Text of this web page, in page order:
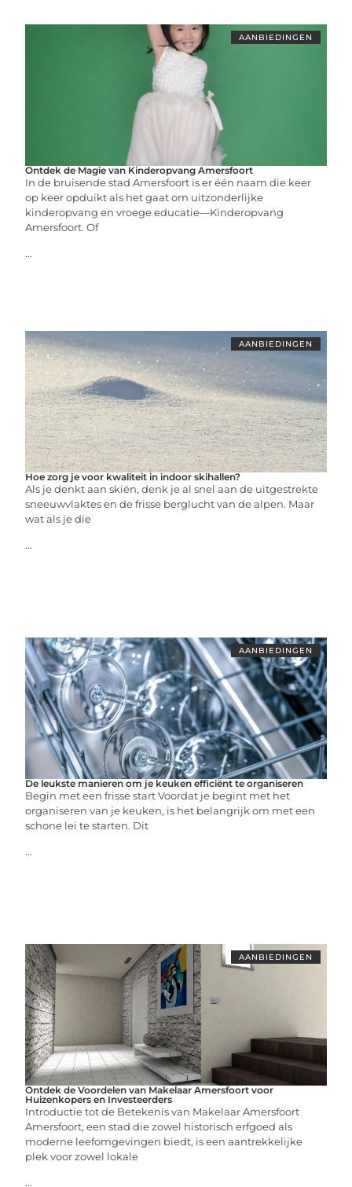
AANBIEDINGEN
Ontdek de Magie van Kinderopvang Amersfoort
In de bruisende stad Amersfoort is er één naam die keer
op keer opduikt als het gaat om uitzonderlijke
kinderopvang en vroege educatie—Kinderopvang
Amersfoort. Of
...
AANBIEDINGEN
Hoe zorg je voor kwaliteit in indoor skihallen?
Als je denkt aan skiën, denk je al snel aan de uitgestrekte
sneeuwvlaktes en de frisse berglucht van de alpen. Maar
wat als je die
...
AANBIEDINGEN
De leukste manieren om je keuken efficiënt te organiseren
Begin met een frisse start Voordat je begint met het
organiseren van je keuken, is het belangrijk om met een
schone lei te starten. Dit
...
AANBIEDINGEN
Ontdek de Voordelen van Makelaar Amersfoort voor
Huizenkopers en Investeerders
Introductie tot de Betekenis van Makelaar Amersfoort
Amersfoort, een stad die zowel historisch erfgoed als
moderne leefomgevingen biedt, is een aantrekkelijke
plek voor zowel lokale
...